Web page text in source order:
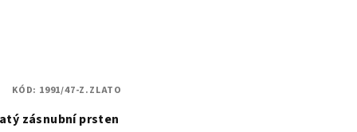
zásnubní prsten
KÓD: 1991/47-Z.ZLATO